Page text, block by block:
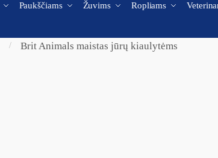
Paukščiams Žuvims Ropliams
/ Brit Animals maistas jūrų kiaulytėms